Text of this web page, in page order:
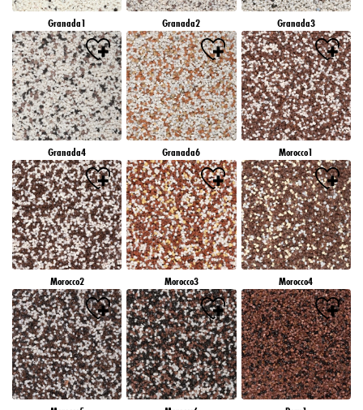
Granada1 Granada2 Granada3
Granada4 Granada6 Morocco1
Morocco2 Morocco3 Morocco4